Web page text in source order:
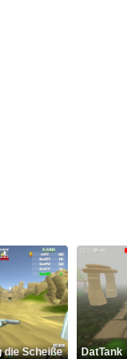
die Scheiße DatTank